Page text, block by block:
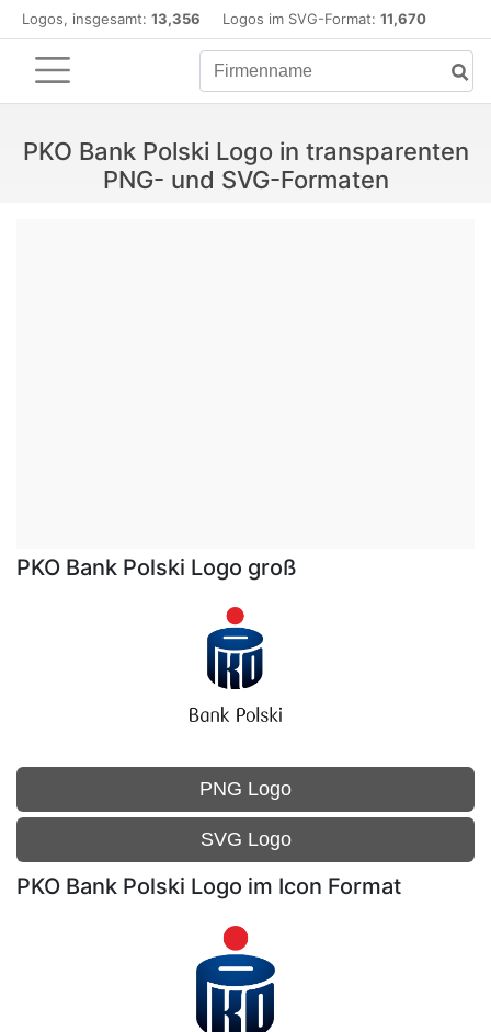
Logos, insgesamt: 13,356 Logos im SVG-Format: 11,670
PKO Bank Polski Logo in transparenten
PNG- und SVG-Formaten
PKO Bank Polski Logo groß
PNG Logo
SVG Logo
PKO Bank Polski Logo im Icon Format